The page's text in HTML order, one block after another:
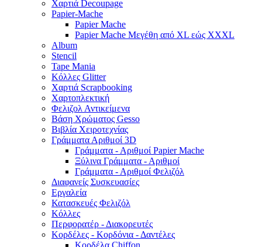
Χαρτιά Decoupage
Papier-Mache
Papier Mache
Papier Mache Μεγέθη από XL εώς XXXL
Album
Stencil
Tape Mania
Κόλλες Glitter
Χαρτιά Scrapbooking
Χαρτοπλεκτική
Φελιζολ Αντικείμενα
Βάση Χρώματος Gesso
Βιβλία Χειροτεχνίας
Γράμματα Αριθμοί 3D
Γράμματα - Αριθμοί Papier Mache
Ξύλινα Γράμματα - Αριθμοί
Γράμματα - Αριθμοί Φελιζόλ
Διαφανείς Συσκευασίες
Εργαλεία
Κατασκευές Φελιζόλ
Κόλλες
Περφορατέρ - Διακορευτές
Κορδέλες - Κορδόνια - Δαντέλες